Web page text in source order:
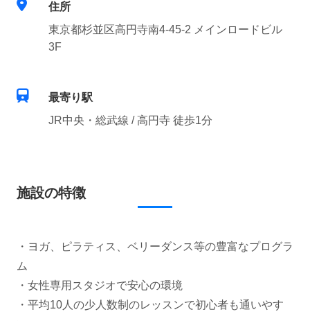
住所
東京都杉並区高円寺南4-45-2 メインロードビル
3F
最寄り駅
JR中央・総武線 / 高円寺 徒歩1分
施設の特徴
・ヨガ、ピラティス、ベリーダンス等の豊富なプログラ
ム
・女性専用スタジオで安心の環境
・平均10人の少人数制のレッスンで初心者も通いやす